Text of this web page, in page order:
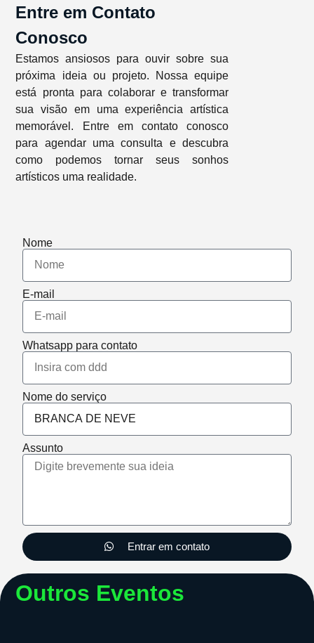
Entre em Contato
Conosco
Estamos ansiosos para ouvir sobre sua
próxima ideia ou projeto. Nossa equipe
está pronta para colaborar e transformar
sua visão em uma experiência artística
memorável. Entre em contato conosco
para agendar uma consulta e descubra
como podemos tornar seus sonhos
artísticos uma realidade.
Nome
E-mail
Whatsapp para contato
Nome do serviço
Assunto
Entrar em contato
Outros Eventos